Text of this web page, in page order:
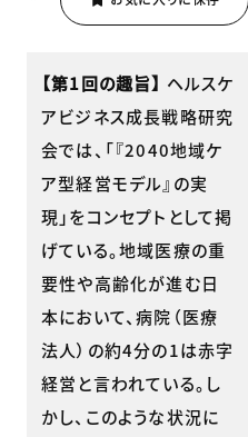
【第1回の趣旨】 ヘルスケ
アビジネス成長戦略研究
会では、「『2040地域ケ
ア型経営モデル』の実
現」をコンセプトとして掲
げている。地域医療の重
要性や高齢化が進む日
本において、病院（医療
法人）の約4分の1は赤字
経営と言われている。し
かし、このような状況に